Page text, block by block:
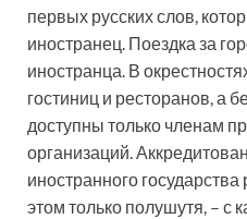
первых русских слов,
иностранец. Поездка за
иностранца. В
гостиниц и ресторанов, а
доступны только членам
организаций.
иностранного
этом только полушутя, – с